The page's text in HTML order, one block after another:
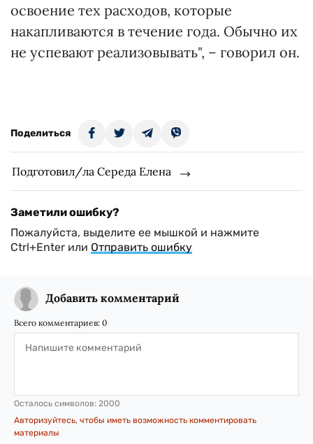
освоение тех расходов, которые
накапливаются в течение года. Обычно их
не успевают реализовывать", – говорил он.
Поделиться
Подготовил/ла Середа Елена
Заметили ошибку?
Пожалуйста, выделите ее мышкой и нажмите
Ctrl+Enter или Отправить ошибку
Добавить комментарий
Всего комментариев: 0
Осталось символов: 2000
Авторизуйтесь, чтобы иметь возможность комментировать
материалы